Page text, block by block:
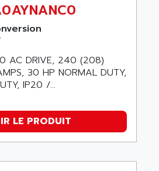
GMBH
SYSTEMS
AC DRIVE, 240 (208)
30 HP NORMAL DUTY,
IP20 /...
LE PRODUIT